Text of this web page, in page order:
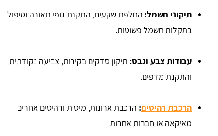
תיקוני חשמל: החלפת שקעים, התקנת גופי תאורה וטיפול
בתקלות חשמל פשוטות.
עבודות צבע וגבס: תיקון סדקים בקירות, צביעה נקודתית
והתקנת מדפים.
הרכבת רהיטים: הרכבת ארונות, מיטות ורהיטים אחרים
מאיקאה או חברות אחרות.